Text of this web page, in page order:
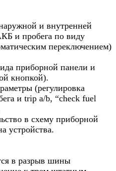
и внутренней
и пробега по виду
переключением)
приборной панели и
кнопкой).
(регулировка
и trip a/b, “check fuel
в схему приборной
устройства.
в разрыв шины